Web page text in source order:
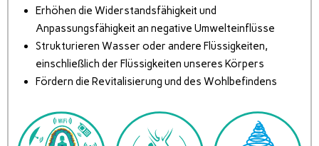
Erhöhen die Widerstandsfähigkeit und
Anpassungsfähigkeit an negative Umwelteinflüsse
Strukturieren Wasser oder andere Flüssigkeiten,
einschließlich der Flüssigkeiten unseres Körpers
Fördern die Revitalisierung und des Wohlbefindens